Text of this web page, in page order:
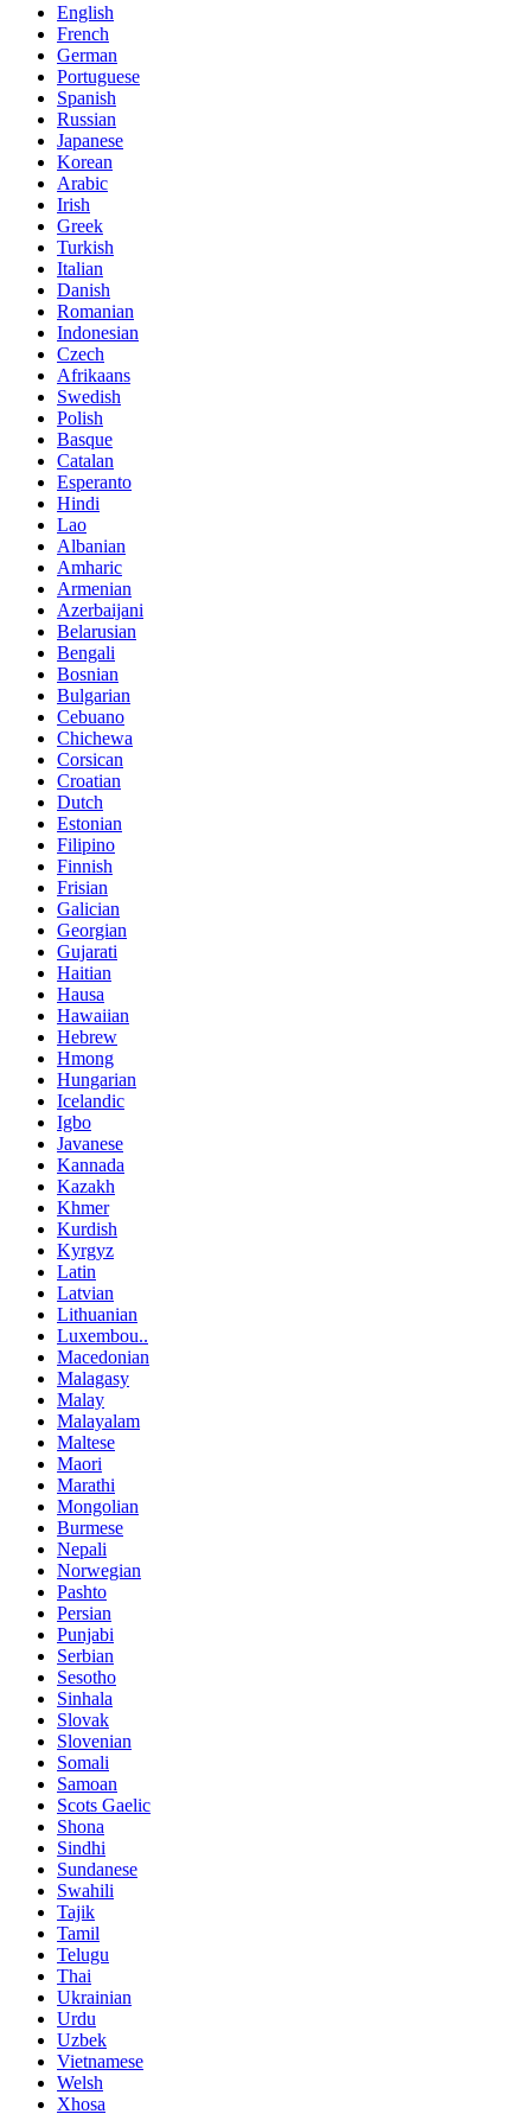
English
French
German
Portuguese
Spanish
Russian
Japanese
Korean
Arabic
Irish
Greek
Turkish
Italian
Danish
Romanian
Indonesian
Czech
Afrikaans
Swedish
Polish
Basque
Catalan
Esperanto
Hindi
Lao
Albanian
Amharic
Armenian
Azerbaijani
Belarusian
Bengali
Bosnian
Bulgarian
Cebuano
Chichewa
Corsican
Croatian
Dutch
Estonian
Filipino
Finnish
Frisian
Galician
Georgian
Gujarati
Haitian
Hausa
Hawaiian
Hebrew
Hmong
Hungarian
Icelandic
Igbo
Javanese
Kannada
Kazakh
Khmer
Kurdish
Kyrgyz
Latin
Latvian
Lithuanian
Luxembou..
Macedonian
Malagasy
Malay
Malayalam
Maltese
Maori
Marathi
Mongolian
Burmese
Nepali
Norwegian
Pashto
Persian
Punjabi
Serbian
Sesotho
Sinhala
Slovak
Slovenian
Somali
Samoan
Scots Gaelic
Shona
Sindhi
Sundanese
Swahili
Tajik
Tamil
Telugu
Thai
Ukrainian
Urdu
Uzbek
Vietnamese
Welsh
Xhosa